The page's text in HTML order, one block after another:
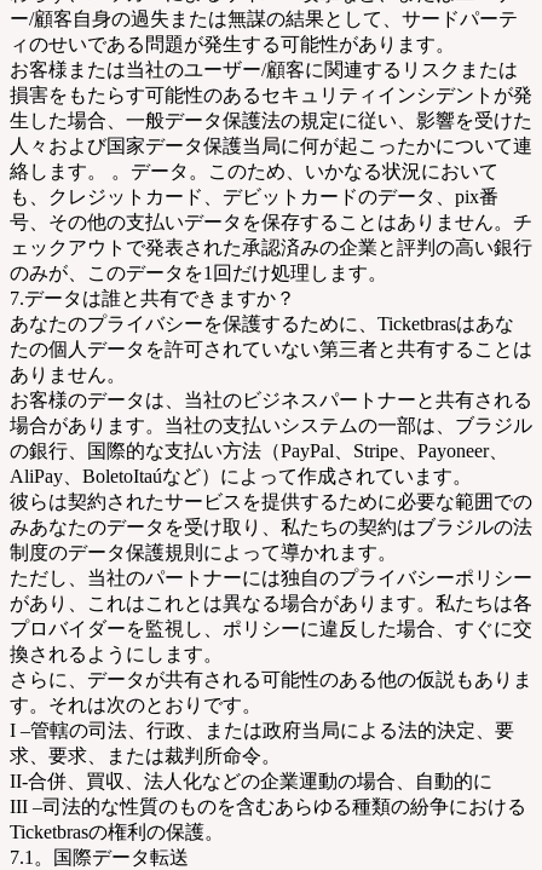
ー/顧客自身の過失または無謀の結果として、サードパーテ
ィのせいである問題が発生する可能性があります。
お客様または当社のユーザー/顧客に関連するリスクまたは
損害をもたらす可能性のあるセキュリティインシデントが発
生した場合、一般データ保護法の規定に従い、影響を受けた
人々および国家データ保護当局に何が起こったかについて連
絡します。 。データ。このため、いかなる状況において
も、クレジットカード、デビットカードのデータ、pix番
号、その他の支払いデータを保存することはありません。チ
ェックアウトで発表された承認済みの企業と評判の高い銀行
のみが、このデータを1回だけ処理します。
7.データは誰と共有できますか？
あなたのプライバシーを保護するために、Ticketbrasはあな
たの個人データを許可されていない第三者と共有することは
ありません。
お客様のデータは、当社のビジネスパートナーと共有される
場合があります。当社の支払いシステムの一部は、ブラジル
の銀行、国際的な支払い方法（PayPal、Stripe、Payoneer、
AliPay、BoletoItaúなど）によって作成されています。
彼らは契約されたサービスを提供するために必要な範囲での
みあなたのデータを受け取り、私たちの契約はブラジルの法
制度のデータ保護規則によって導かれます。
ただし、当社のパートナーには独自のプライバシーポリシー
があり、これはこれとは異なる場合があります。私たちは各
プロバイダーを監視し、ポリシーに違反した場合、すぐに交
換されるようにします。
さらに、データが共有される可能性のある他の仮説もありま
す。それは次のとおりです。
I –管轄の司法、行政、または政府当局による法的決定、要
求、要求、または裁判所命令。
II-合併、買収、法人化などの企業運動の場合、自動的に
III –司法的な性質のものを含むあらゆる種類の紛争における
Ticketbrasの権利の保護。
7.1。国際データ転送